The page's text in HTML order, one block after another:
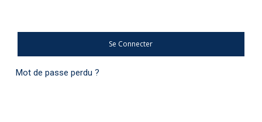
Se Connecter
Mot de passe perdu ?